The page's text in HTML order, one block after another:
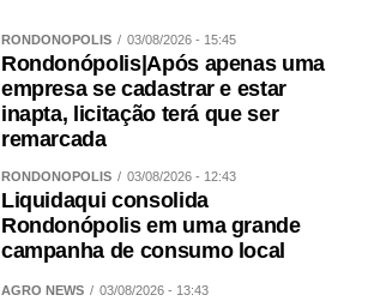
RONDONÓPOLIS 03/08/2026 - 15:45
Rondonópolis|Após apenas uma
empresa se cadastrar e estar
inapta, licitação terá que ser
remarcada
RONDONÓPOLIS 03/08/2026 - 12:43
Liquidaqui consolida
Rondonópolis em uma grande
campanha de consumo local
AGRO NEWS 03/08/2026 - 13:43